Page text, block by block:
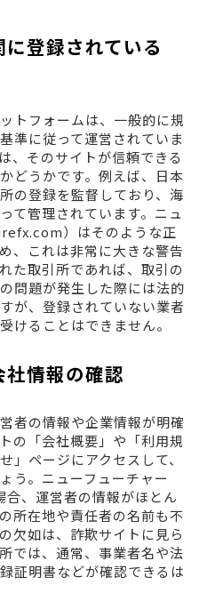
登録されている
トフォームは、一般的に規
準に従って運営されていま
、そのサイトが信頼できる
どうかです。例えば、日本
の登録を監督しており、海
て管理されています。ニュ
）はそのような正
、これは非常に大きな警告
た取引所であれば、取引の
問題が発生した際には法的
が、登録されていない業者
けることはできません。
情報の確認
者の情報や企業情報が明確
の「会社概要」や「利用規
」ページにアクセスして、
う。ニューフューチャー
、運営者の情報がほとん
所在地や責任者の名前も不
欠如は、詐欺サイトに見ら
では、通常、事業者名や法
証明書などが確認できるは